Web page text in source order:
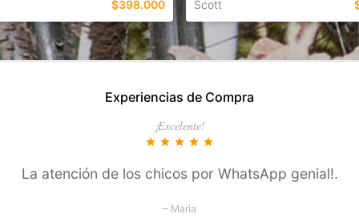
$398.000
ESTE COLOR
Scott
TALLES EN ESTE COLOR
Experiencias de Compra
¡Excelente!
star star star star star
La atención de los chicos por WhatsApp genial!.
– Maria